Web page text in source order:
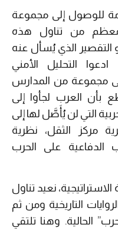
للوصول إلى مجموعة
معظم من تناول هذه
التقصير الذي يُسأل عنه
التحليل الأمني
مجموعة من المدارس
بأن العرب لجأوا إلى
التي لن يُأَصَّل لها إلى
مركز الثقل، نظرية
الدفاعية على الحرب
نعيد تناول
التاريخية ومن ثم
الحالية. وهنا تلتقي